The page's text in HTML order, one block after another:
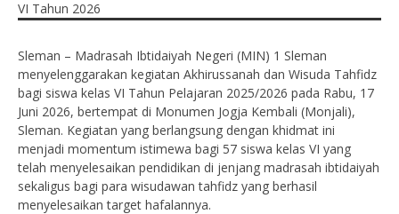
Sleman – Madrasah Ibtidaiyah Negeri (MIN) 1 Sleman
menyelenggarakan kegiatan Akhirussanah dan Wisuda Tahfidz
bagi siswa kelas VI Tahun Pelajaran 2025/2026 pada Rabu, 17
Juni 2026, bertempat di Monumen Jogja Kembali (Monjali),
Sleman. Kegiatan yang berlangsung dengan khidmat ini
menjadi momentum istimewa bagi 57 siswa kelas VI yang
telah menyelesaikan pendidikan di jenjang madrasah ibtidaiyah
sekaligus bagi para wisudawan tahfidz yang berhasil
menyelesaikan target hafalannya.